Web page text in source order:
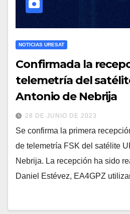
NOTICIAS URESAT
Confirmada la
telemetría del
Antonio de Nebrija
28 DE JUNIO DE 2023
Se confirma la primera
de telemetría FSK del satélite
Nebrija. La recepción ha sido
Daniel Estévez, EA4GPZ